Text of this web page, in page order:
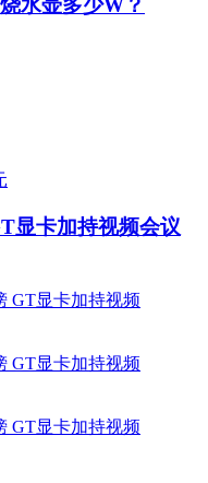
水壶多少W？
显卡加持视频会议